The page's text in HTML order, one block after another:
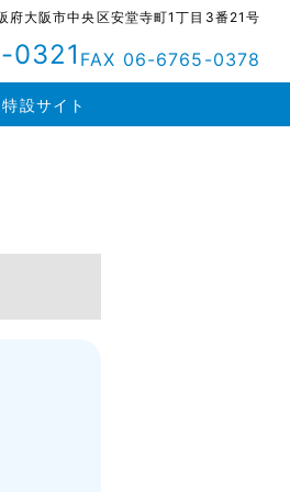
特設サイト
大阪市中央区安堂寺町1丁目3番21号
0321 FAX 06-6765-0378